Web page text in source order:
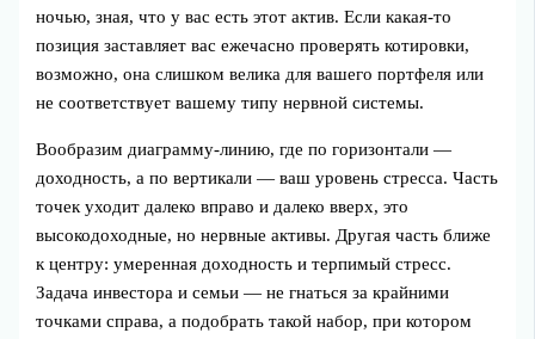
ночью, зная, что у вас есть этот актив. Если какая‑то
позиция заставляет вас ежечасно проверять котировки,
возможно, она слишком велика для вашего портфеля или
не соответствует вашему типу нервной системы.
Вообразим диаграмму‑линию, где по горизонтали —
доходность, а по вертикали — ваш уровень стресса. Часть
точек уходит далеко вправо и далеко вверх, это
высокодоходные, но нервные активы. Другая часть ближе
к центру: умеренная доходность и терпимый стресс.
Задача инвестора и семьи — не гнаться за крайними
точками справа, а подобрать такой набор, при котором